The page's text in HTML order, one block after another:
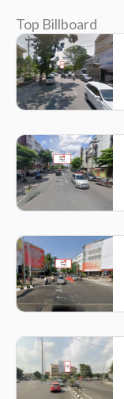
Top Billboard